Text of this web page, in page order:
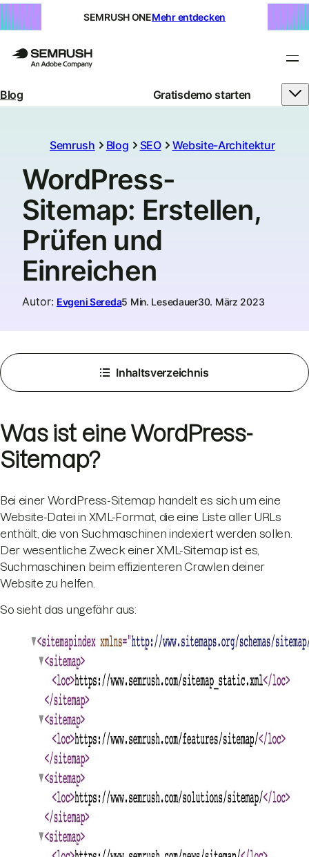
SEMRUSH ONEMehr entdecken
Blog Gratisdemo starten
Semrush Blog SEO Website-Architektur
WordPress-
Sitemap: Erstellen,
Prüfen und
Einreichen
Autor: Evgeni Sereda5 Min. Lesedauer30. März 2023
Inhaltsverzeichnis
Was ist eine WordPress-
Sitemap?
Bei einer WordPress-Sitemap handelt es sich um eine
Website-Datei in XML-Format, die eine Liste aller URLs
enthält, die von Suchmaschinen indexiert werden sollen.
Der wesentliche Zweck einer XML-Sitemap ist es,
Suchmaschinen beim effizienteren Crawlen deiner
Website zu helfen.
So sieht das ungefähr aus: